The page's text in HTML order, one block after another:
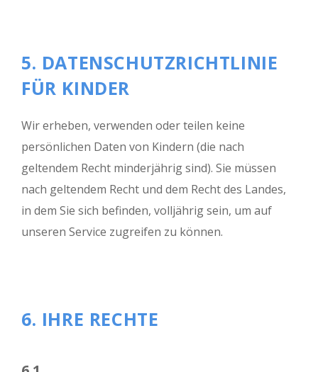
5. DATENSCHUTZRICHTLINIE
FÜR KINDER
Wir erheben, verwenden oder teilen keine
persönlichen Daten von Kindern (die nach
geltendem Recht minderjährig sind). Sie müssen
nach geltendem Recht und dem Recht des Landes,
in dem Sie sich befinden, volljährig sein, um auf
unseren Service zugreifen zu können.
6. IHRE RECHTE